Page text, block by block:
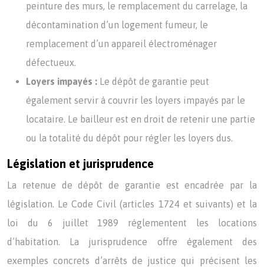
peinture des murs, le remplacement du carrelage, la
décontamination d’un logement fumeur, le
remplacement d’un appareil électroménager
défectueux.
Loyers impayés : Le dépôt de garantie peut
également servir à couvrir les loyers impayés par le
locataire. Le bailleur est en droit de retenir une partie
ou la totalité du dépôt pour régler les loyers dus.
Législation et jurisprudence
La retenue de dépôt de garantie est encadrée par la
législation. Le Code Civil (articles 1724 et suivants) et la
loi du 6 juillet 1989 réglementent les locations
d’habitation. La jurisprudence offre également des
exemples concrets d’arrêts de justice qui précisent les